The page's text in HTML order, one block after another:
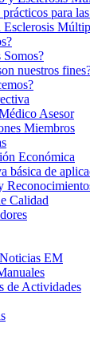
prácticos para
Somos?
nuestros
Asesor
Miembros
Económica
básica de
Calidad
EM
de Actividades